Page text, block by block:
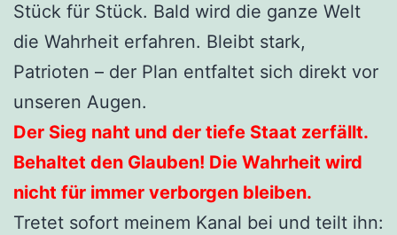
Stück für Stück. Bald wird die ganze Welt
die Wahrheit erfahren. Bleibt stark,
Patrioten – der Plan entfaltet sich direkt vor
unseren Augen.
Der Sieg naht und der tiefe Staat zerfällt.
Behaltet den Glauben! Die Wahrheit wird
nicht für immer verborgen bleiben.
Tretet sofort meinem Kanal bei und teilt ihn: